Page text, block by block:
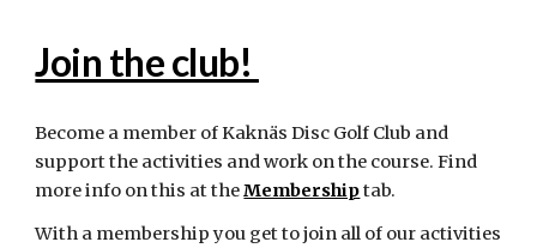
Join the club!
Become a member of Kaknäs Disc Golf Club and
support the activities and work on the course. Find
more info on this at theMembershiptab.
With a membership you get to join all of our activities